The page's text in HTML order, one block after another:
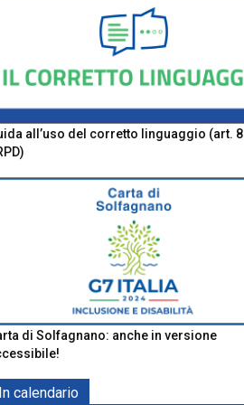
all’uso del corretto linguaggio (art. 8
di Solfagnano: anche in versione
In calendario